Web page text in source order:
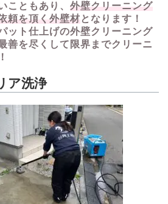
こともあり、 外壁クリーニング
頼を頂く外壁材となります！
ット仕上げの外壁クリーニング
善を尽くして限界までクリーニ
ア洗浄